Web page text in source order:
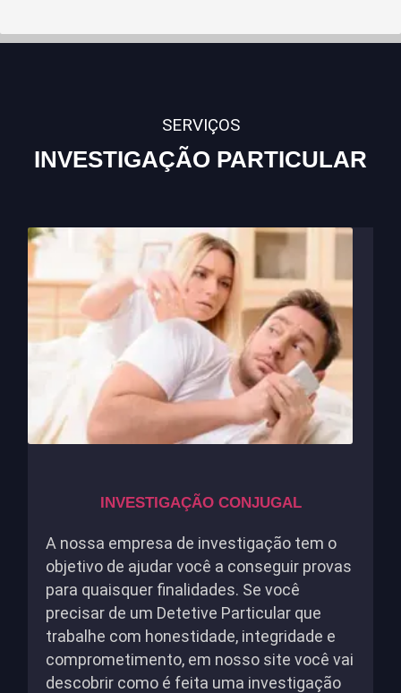
SERVIÇOS
INVESTIGAÇÃO PARTICULAR
INVESTIGAÇÃO CONJUGAL
A nossa empresa de investigação tem o
objetivo de ajudar você a conseguir provas
para quaisquer finalidades. Se você
precisar de um Detetive Particular que
trabalhe com honestidade, integridade e
comprometimento, em nosso site você vai
descobrir como é feita uma investigação